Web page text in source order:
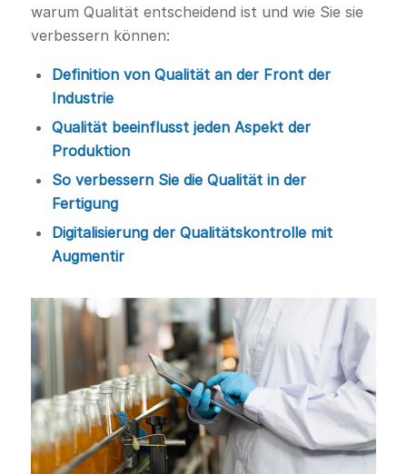
warum Qualität entscheidend ist und wie Sie sie
verbessern können:
Definition von Qualität an der Front der
Industrie
Qualität beeinflusst jeden Aspekt der
Produktion
So verbessern Sie die Qualität in der
Fertigung
Digitalisierung der Qualitätskontrolle mit
Augmentir